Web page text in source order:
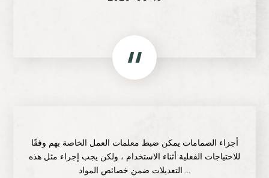
أجزاء الصمامات يمكن ضبط معلمات العمل الخاصة بهم وفقًا
للاحتياجات الفعلية أثناء الاستخدام ، ولكن يجب إجراء مثل هذه
التعديلات ضمن خصائص المواد ...